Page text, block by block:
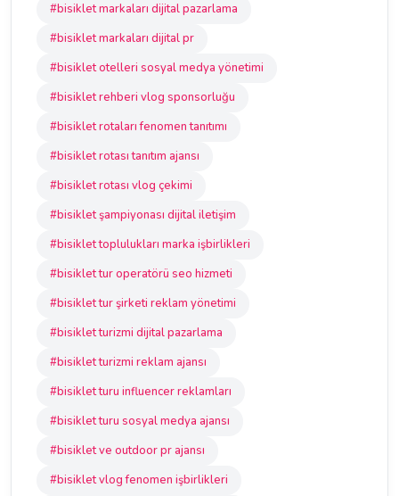
#bisiklet markaları dijital pazarlama
#bisiklet markaları dijital pr
#bisiklet otelleri sosyal medya yönetimi
#bisiklet rehberi vlog sponsorluğu
#bisiklet rotaları fenomen tanıtımı
#bisiklet rotası tanıtım ajansı
#bisiklet rotası vlog çekimi
#bisiklet şampiyonası dijital iletişim
#bisiklet toplulukları marka işbirlikleri
#bisiklet tur operatörü seo hizmeti
#bisiklet tur şirketi reklam yönetimi
#bisiklet turizmi dijital pazarlama
#bisiklet turizmi reklam ajansı
#bisiklet turu influencer reklamları
#bisiklet turu sosyal medya ajansı
#bisiklet ve outdoor pr ajansı
#bisiklet vlog fenomen işbirlikleri